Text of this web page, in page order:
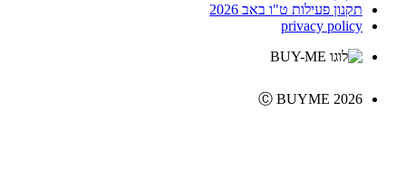
תקנון פעילות ט"ו באב 2026
privacy policy
Ⓒ BUYME 2026